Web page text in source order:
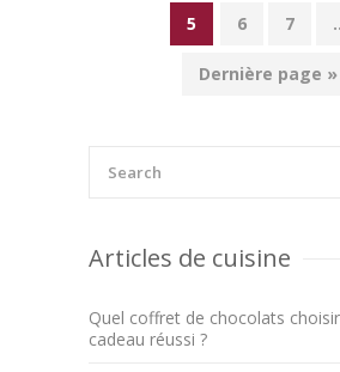
5 6 7
Dernière page »
Articles de cuisine
Quel coffret de chocolats
cadeau réussi ?